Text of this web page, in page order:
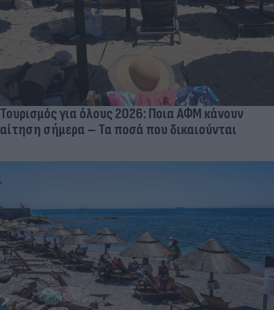
Τουρισμός για όλους 2026: Ποια ΑΦΜ κάνουν
αίτηση σήμερα – Τα ποσά που δικαιούνται